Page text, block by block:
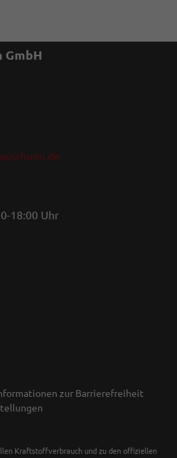
GmbH
18:00 Uhr
zur Barrierefreiheit
Kraftstoffverbrauch und zu den offiziellen